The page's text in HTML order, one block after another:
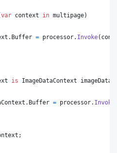
var context in multipage)
. Buffer = processor. Invoke(
is ImageDataContext
. Buffer = processor. Invoke
;